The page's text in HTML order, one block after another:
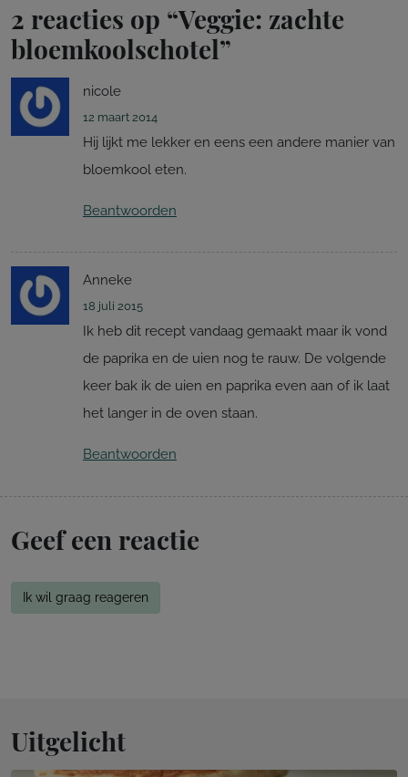
2 reacties op “Veggie: zachte
bloemkoolschotel”
nicole
12 maart 2014
Hij lijkt me lekker en eens een andere manier van
bloemkool eten.
Beantwoorden
Anneke
18 juli 2015
Ik heb dit recept vandaag gemaakt maar ik vond
de paprika en de uien nog te rauw. De volgende
keer bak ik de uien en paprika even aan of ik laat
het langer in de oven staan.
Beantwoorden
Geef een reactie
Ik wil graag reageren
Uitgelicht